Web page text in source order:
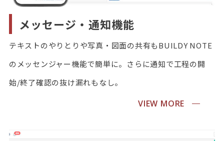
メッセージ・通知機能
テキストのやりとりや写真・図面の共有もBUILDY NOTE
のメッセンジャー機能で簡単に。さらに通知で工程の開
始/終了確認の抜け漏れもなし。
VIEW MORE